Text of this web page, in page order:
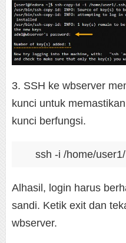
3. SSH ke wbserver
kunci untuk
kunci berfungsi.
ssh -i /home/
Alhasil, login harus
sandi. Ketik exit dan
wbserver.